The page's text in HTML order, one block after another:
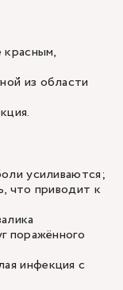
красным,
из области
усиливаются;
что приводит к
поражённого
инфекция с